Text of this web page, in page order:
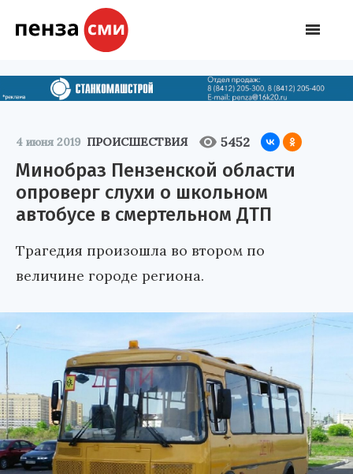
4 июня 2019 ПРОИСШЕСТВИЯ 5452
Минобраз Пензенской области
опроверг слухи о школьном
автобусе в смертельном ДТП
Трагедия произошла во втором по
величине городе региона.